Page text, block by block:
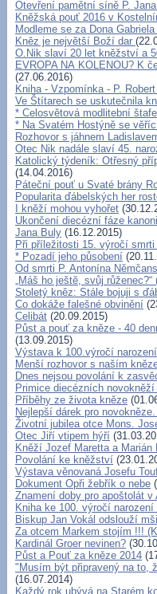
Otevření pamětní síně P.
Kněžská pouť 2016 v
Modleme se za Dona
Kněz je největší Boží dar
O.Nik slaví 20 let kněžství a
EVROPA NA KOLENOU? K
(27.06.2016)
Kniha - Vzpomínka - P.
Ve Štítarech se uskutečnila
* Celosvětová modlitební
* Na Svatém Hostýně se
Rozhovor s jáhnem
Otec Nik nadále slaví 45.
Katolický týdeník: Otřesný
(14.04.2016)
Páteční pouť u Svaté brány
Popularita ďábelských her
I kněží mohou vyhořet
Ukončení diecézní fáze
Jana Buly (16.12.2015)
Při příležitosti 15. výročí
* Pozadí jeho působení
Od smrti P. Antonína
„Máš ho ještě, svůj
Stoletý kněz: Stále bojuji s
Co dokáže falešné obvinění
Celibát (20.09.2015)
Půst a pouť za kněze - 40
(13.09.2015)
Výstava k 100.výročí
Menší rozhovor s naším
Dnes nejsou povolání k
Primice diecézních
Příběhy ze života kněze
Nejlepší dárek pro
Životní jubilea otce Mons.
Otec Jiří vtipem hýří
Kněží Jozef Maretta a Marián
Povolání ke kněžství
Výstava věnovaná Josefu
Dokument Opři žebřík o nebe
Znamení doby pro apoštolát v
Kniha ke 100. výročí narození
Biskup Jan Vokál odslouží
Za otcem Markem stojím !!!
Kardinál Groer nevinen?
Půst a Pouť za kněze 2014
"Musím být připravený na to,
(16.07.2014)
Každý rok ubývá na Starém